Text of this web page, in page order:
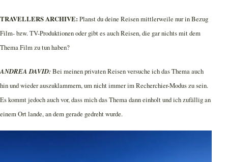
TRAVELLERS ARCHIVE: Planst du deine Reisen mittlerweile nur in Bezug
Film- bzw. TV-Produktionen oder gibt es auch Reisen, die gar nichts mit dem
Thema Film zu tun haben?
ANDREA DAVID:Bei meinen privaten Reisen versuche ich das Thema auch
hin und wieder auszuklammern, um nicht immer im Recherchier-Modus zu sein.
Es kommt jedoch auch vor, dass mich das Thema dann einholt und ich zufällig an
einem Ort lande, an dem gerade gedreht wurde.